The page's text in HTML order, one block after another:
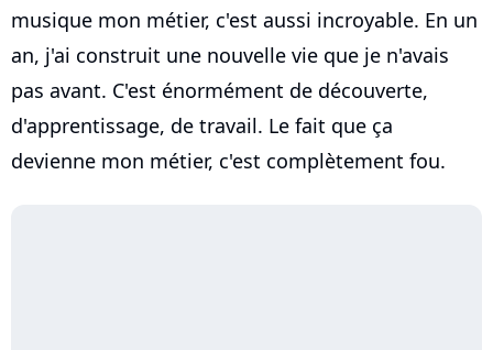
musique mon métier, c'est aussi incroyable. En un
an, j'ai construit une nouvelle vie que je n'avais
pas avant. C'est énormément de découverte,
d'apprentissage, de travail. Le fait que ça
devienne mon métier, c'est complètement fou.